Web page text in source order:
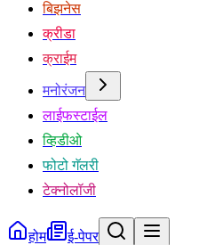
बिझनेस
क्रीडा
क्राईम
मनोरंजन
लाईफस्टाईल
व्हिडीओ
फोटो गॅलरी
टेक्नोलॉजी
होम ई-पेपर